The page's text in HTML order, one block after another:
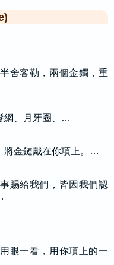
舍客勒，兩個金鐲，重
網、月牙圈、…
將金鏈戴在你項上。…
賜給我們，皆因我們認
眼一看，用你項上的一